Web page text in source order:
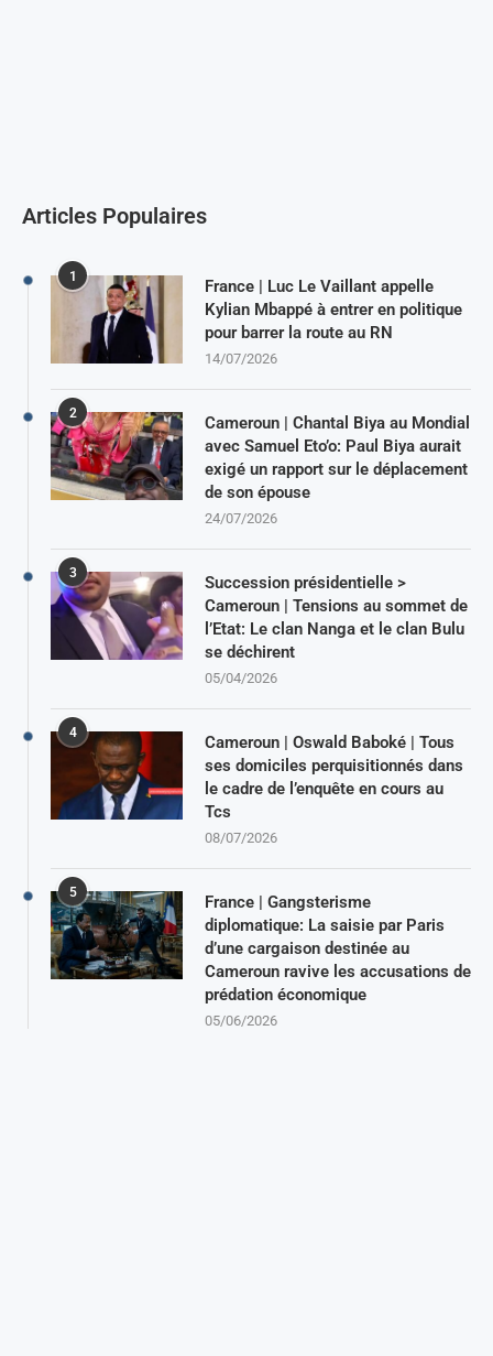
Articles Populaires
1
France | Luc Le Vaillant appelle
Kylian Mbappé à entrer en politique
pour barrer la route au RN
14/07/2026
2
Cameroun | Chantal Biya au Mondial
avec Samuel Eto’o: Paul Biya aurait
exigé un rapport sur le déplacement
de son épouse
24/07/2026
3
Succession présidentielle >
Cameroun | Tensions au sommet de
l’Etat: Le clan Nanga et le clan Bulu
se déchirent
05/04/2026
4
Cameroun | Oswald Baboké | Tous
ses domiciles perquisitionnés dans
le cadre de l’enquête en cours au
Tcs
08/07/2026
5
France | Gangsterisme
diplomatique: La saisie par Paris
d’une cargaison destinée au
Cameroun ravive les accusations de
prédation économique
05/06/2026